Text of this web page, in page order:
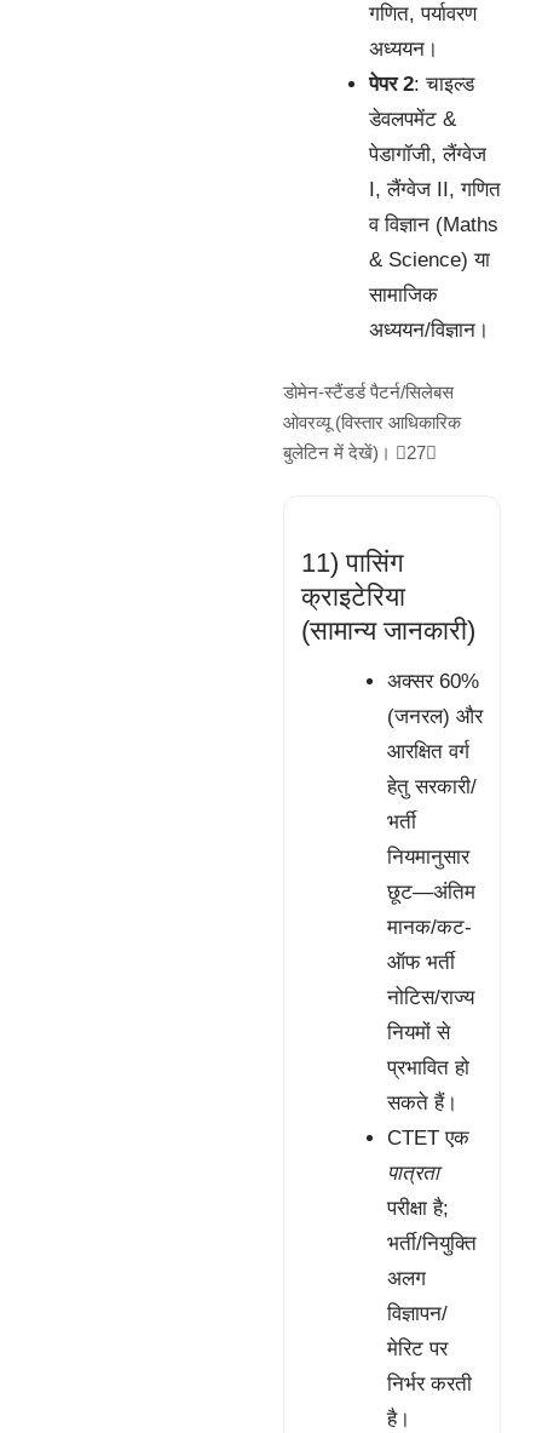
गणित, पर्यावरण
अध्ययन।
पेपर 2: चाइल्ड
डेवलपमेंट &
पेडागॉजी, लैंग्वेज
I, लैंग्वेज II, गणित
व विज्ञान (Maths
& Science) या
सामाजिक
अध्ययन/विज्ञान।
डोमेन-स्टैंडर्ड पैटर्न/सिलेबस
ओवरव्यू (विस्तार आधिकारिक
बुलेटिन में देखें)। 27
11) पासिंग
क्राइटेरिया
(सामान्य जानकारी)
अक्सर 60%
(जनरल) और
आरक्षित वर्ग
हेतु सरकारी/
भर्ती
नियमानुसार
छूट—अंतिम
मानक/कट-
ऑफ भर्ती
नोटिस/राज्य
नियमों से
प्रभावित हो
सकते हैं।
CTET एक
पात्रता
परीक्षा है;
भर्ती/नियुक्ति
अलग
विज्ञापन/
मेरिट पर
निर्भर करती
है।